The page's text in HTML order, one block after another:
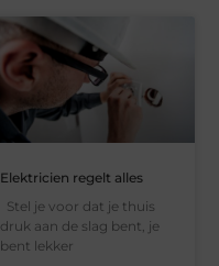
Elektricien regelt alles
Stel je voor dat je thuis
druk aan de slag bent, je
bent lekker